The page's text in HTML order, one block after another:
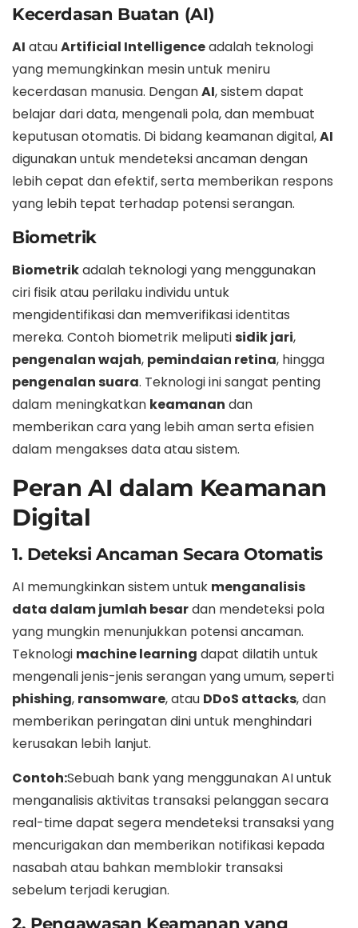
Kecerdasan Buatan (AI)
AI atauArtificial Intelligenceadalah teknologi
yang memungkinkan mesin untuk meniru
kecerdasan manusia. DenganAI, sistem dapat
belajar dari data, mengenali pola, dan membuat
keputusan otomatis. Di bidang keamanan digital,AI
digunakan untuk mendeteksi ancaman dengan
lebih cepat dan efektif, serta memberikan respons
yang lebih tepat terhadap potensi serangan.
Biometrik
Biometrikadalah teknologi yang menggunakan
ciri fisik atau perilaku individu untuk
mengidentifikasi dan memverifikasi identitas
mereka. Contoh biometrik meliputisidik jari,
pengenalan wajah, pemindaian retina, hingga
pengenalan suara. Teknologi ini sangat penting
dalam meningkatkan keamanan dan
memberikan cara yang lebih aman serta efisien
dalam mengakses data atau sistem.
Peran AI dalam Keamanan
Digital
1. Deteksi Ancaman Secara Otomatis
AI memungkinkan sistem untuk menganalisis
data dalam jumlah besardan mendeteksi pola
yang mungkin menunjukkan potensi ancaman.
Teknologi machine learning dapat dilatih untuk
mengenali jenis-jenis serangan yang umum, seperti
phishing, ransomware, atau DDoS attacks, dan
memberikan peringatan dini untuk menghindari
kerusakan lebih lanjut.
Contoh:Sebuah bank yang menggunakan AI untuk
menganalisis aktivitas transaksi pelanggan secara
real-time dapat segera mendeteksi transaksi yang
mencurigakan dan memberikan notifikasi kepada
nasabah atau bahkan memblokir transaksi
sebelum terjadi kerugian.
2. Pengawasan Keamanan yang